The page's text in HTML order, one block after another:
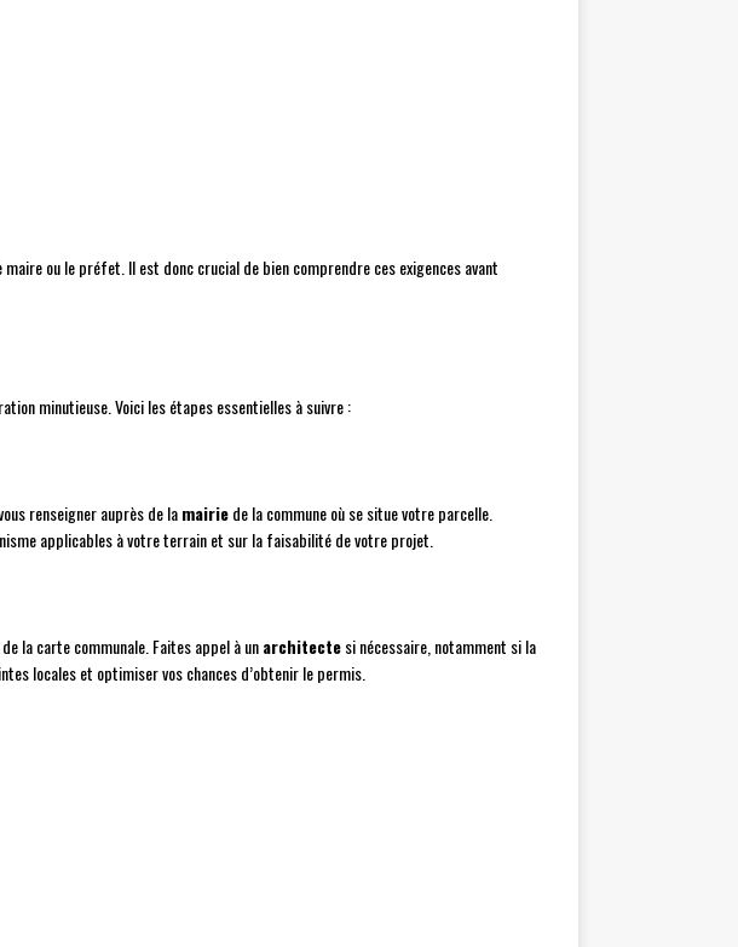
ou le préfet. Il est donc crucial de bien comprendre ces exigences avant
minutieuse. Voici les étapes essentielles à suivre :
renseigner auprès de lamairiede la commune où se situe votre parcelle.
applicables à votre terrain et sur la faisabilité de votre projet.
la carte communale. Faites appel à unarchitectesi nécessaire, notamment si la
locales et optimiser vos chances d’obtenir le permis.